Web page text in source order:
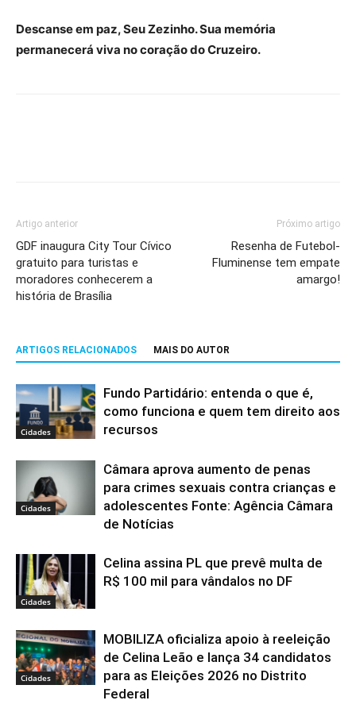
Descanse em paz, Seu Zezinho. Sua memória
permanecerá viva no coração do Cruzeiro.
Artigo anterior
GDF inaugura City Tour Cívico
gratuito para turistas e
moradores conhecerem a
história de Brasília
Próximo artigo
Resenha de Futebol-
Fluminense tem empate
amargo!
ARTIGOS RELACIONADOS MAIS DO AUTOR
Cidades
Fundo Partidário: entenda o que é,
como funciona e quem tem direito aos
recursos
Cidades
Câmara aprova aumento de penas
para crimes sexuais contra crianças e
adolescentes Fonte: Agência Câmara
de Notícias
Cidades
Celina assina PL que prevê multa de
R$ 100 mil para vândalos no DF
Cidades
MOBILIZA oficializa apoio à reeleição
de Celina Leão e lança 34 candidatos
para as Eleições 2026 no Distrito
Federal